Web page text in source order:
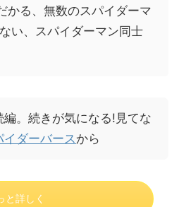
かる、無数のスパイダーマ
い、スパイダーマン同士
編。続きが気になる!見てな
イダーバース から
と詳しく